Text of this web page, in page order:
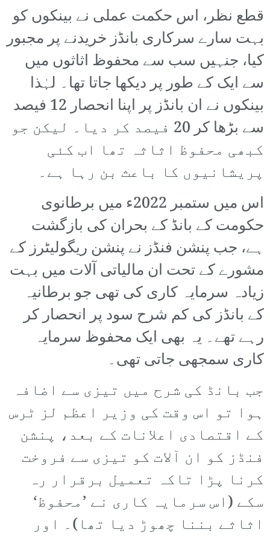
قطع نظر، اس حکمت عملی نے بینکوں کو
بہت سارے سرکاری بانڈز خریدنے پر مجبور
کیا، جنہیں سب سے محفوظ اثاثوں میں
سے ایک کے طور پر دیکھا جاتا تھا۔ لہٰذا
بینکوں نے ان بانڈز پر اپنا انحصار 12 فیصد
سے بڑھا کر 20 فیصد کر دیا۔ لیکن جو
کبھی محفوظ اثاثہ تھا اب کئی
پریشانیوں کا باعث بن رہا ہے۔
اس میں ستمبر 2022ء میں برطانوی
حکومت کے بانڈ کے بحران کی بازگشت
ہے، جب پنشن فنڈز نے پنشن ریگولیٹرز کے
مشورے کے تحت ان مالیاتی آلات میں بہت
زیادہ سرمایہ کاری کی تھی جو برطانیہ
کے بانڈز کی کم شرح سود پر انحصار کر
رہے تھے۔ یہ بھی ایک محفوظ سرمایہ
کاری سمجھی جاتی تھی۔
جب بانڈ کی شرح میں تیزی سے اضافہ
ہوا تو اس وقت کی وزیر اعظم لز ٹرس
کے اقتصادی اعلانات کے بعد، پنشن
فنڈز کو ان آلات کو تیزی سے فروخت
کرنا پڑا تاکہ تعمیل برقرار رہ
سکے (اس سرمایہ کاری نے ’محفوظ‘
اثاثے بننا چھوڑ دیا تھا)۔ اور